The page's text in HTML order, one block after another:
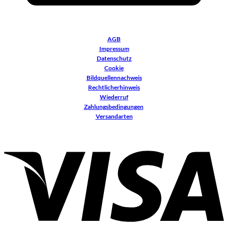
AGB
Impressum
Datenschutz
Cookie
Bildquellennachweis
Rechtlicherhinweis
Wiederruf
Zahlungsbedingungen
Versandarten